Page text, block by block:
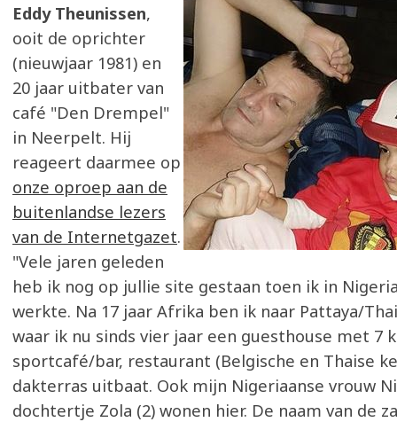
Eddy Theunissen,
ooit de oprichter
(nieuwjaar 1981) en
20 jaar uitbater van
café "Den Drempel"
in Neerpelt. Hij
reageert daarmee op
onze oproep aan de
buitenlandse lezers
van de Internetgazet.
"Vele jaren geleden
heb ik nog op jullie site gestaan toen ik in
werkte. Na 17 jaar Afrika ben ik naar Pattaya/
waar ik nu sinds vier jaar een guesthouse met 7
sportcafé/bar, restaurant (Belgische en Thaise
dakterras uitbaat. Ook mijn Nigeriaanse vrouw
dochtertje Zola (2) wonen hier. De naam van de